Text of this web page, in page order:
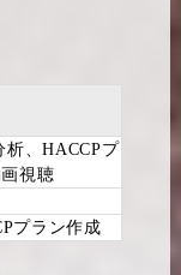
析、HACCPプ
視聴
プラン作成